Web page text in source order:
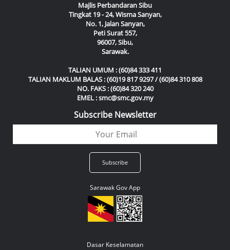
Majlis Perbandaran Sibu
Tingkat 19 - 24, Wisma Sanyan,
No. 1, Jalan Sanyan,
Peti Surat 557,
96007, Sibu,
Sarawak.
TALIAN UMUM : (60)84 333 411
TALIAN MAKLUM BALAS : (60)19 817 9297 / (60)84 310 808
NO. FAKS : (60)84 320 240
EMEL : smc@smc.gov.my
Subscribe Newsletter
Sarawak Gov App
Dasar Keselamatan